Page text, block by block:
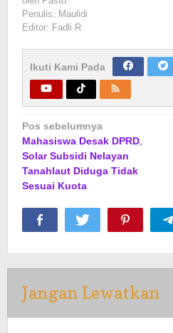
Penulis: Maulidi
Editor: Fadli R
Ikuti Kami Pada
Navigasi
pos
Pos sebelumnya
Mahasiswa Desak DPRD,
Solar Subsidi Nelayan
Tanahlaut Diduga Tidak
Sesuai Kuota
Jangan Lewatkan